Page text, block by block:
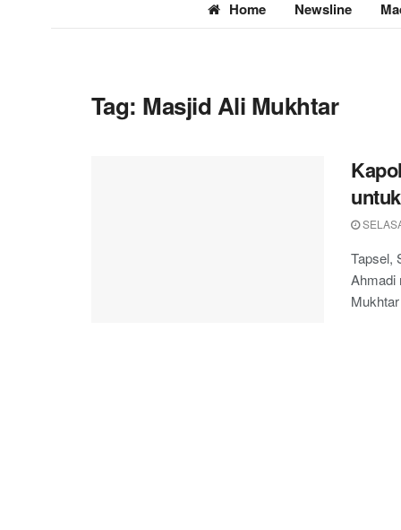
Home Newsline
Tag: Masjid Ali Mukhtar
Tapsel,
Ahmadi